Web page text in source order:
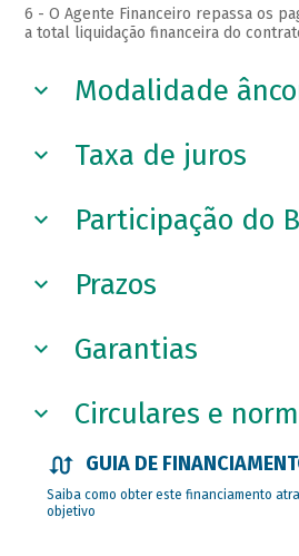
6 - O Agente Financeiro repassa os
a total liquidação financeira do
Modalidade
Taxa de juros
Participação do
Prazos
Garantias
Circulares e
GUIA DE
Saiba como obter este financiamento
objetivo